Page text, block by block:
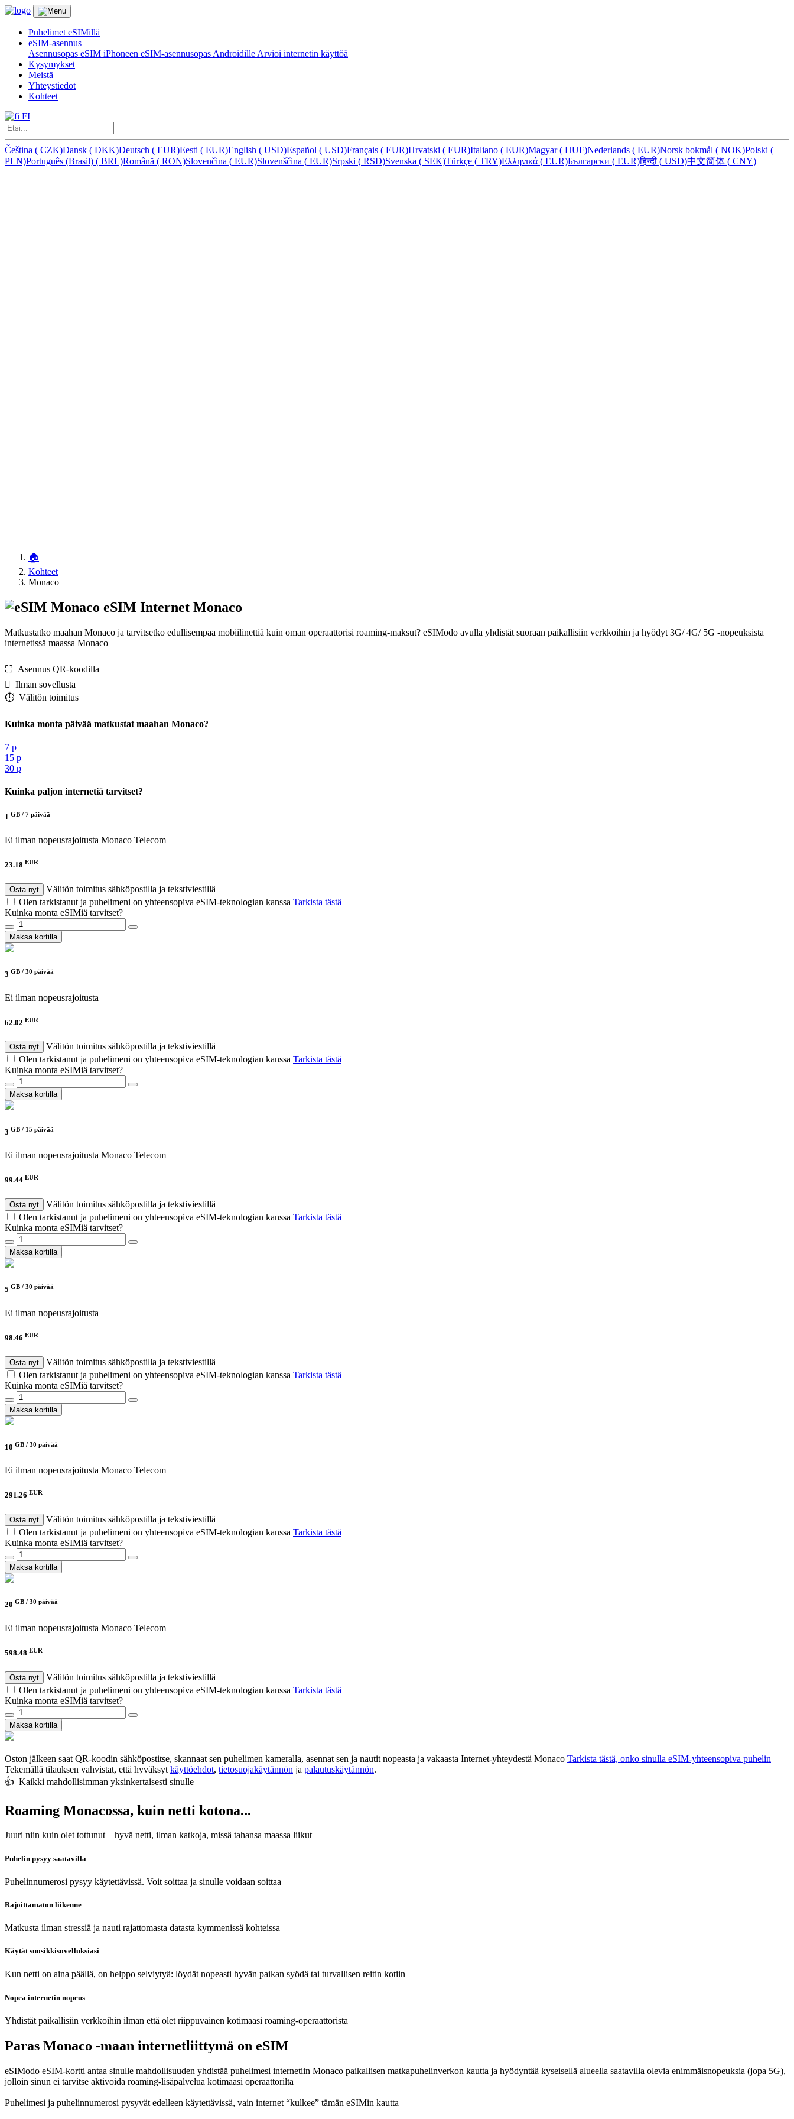
Puhelimet eSIMillä
eSIM-asennus
Asennusopas eSIM iPhoneen eSIM-asennusopas Androidille Arvioi internetin käyttöä
Kysymykset
Meistä
Yhteystiedot
Kohteet
FI
Čeština ( CZK)Dansk ( DKK)Deutsch ( EUR)Eesti ( EUR)English ( USD)Español ( USD)Français ( EUR)Hrvatski ( EUR)Italiano ( EUR)Magyar( HUF)Nederlands ( EUR)Norsk bokmål ( NOK)Polski (
PLN)Português (Brasil) ( BRL)Română ( RON)Slovenčina ( EUR)Slovenščina ( EUR)Srpski ( RSD)Svenska ( SEK)Türkçe ( TRY)Ελληνικά ( EUR)Български ( EUR)हिन्दी ( USD)中文简体 ( CNY)
🏠
Kohteet
Monaco
eSIM Internet Monaco
Matkustatko maahan Monaco ja tarvitsetko edullisempaa mobiilinettiä kuin oman operaattorisi roaming-maksut? eSIModo avulla yhdistät suoraan paikallisiin verkkoihin ja hyödyt 3G/ 4G/ 5G -nopeuksista
internetissä maassa Monaco
⛶️️ Asennus QR-koodilla
️ Ilman sovellusta
⏱️️ Välitön toimitus
Kuinka monta päivää matkustat maahan Monaco?
7 p
15 p
30 p
Kuinka paljon internetiä tarvitset?
1 GB / 7 päivää
Ei ilman nopeusrajoitusta Monaco Telecom
23.18 EUR
Osta nyt
Välitön toimitus sähköpostilla ja tekstiviestillä
Olen tarkistanut ja puhelimeni on yhteensopiva eSIM-teknologian kanssa Tarkista tästä
Kuinka monta eSIMiä tarvitset?
Maksa kortilla
3 GB / 30 päivää
Ei ilman nopeusrajoitusta
62.02 EUR
Osta nyt
Välitön toimitus sähköpostilla ja tekstiviestillä
Olen tarkistanut ja puhelimeni on yhteensopiva eSIM-teknologian kanssa Tarkista tästä
Kuinka monta eSIMiä tarvitset?
Maksa kortilla
3 GB / 15 päivää
Ei ilman nopeusrajoitusta Monaco Telecom
99.44 EUR
Osta nyt
Välitön toimitus sähköpostilla ja tekstiviestillä
Olen tarkistanut ja puhelimeni on yhteensopiva eSIM-teknologian kanssa Tarkista tästä
Kuinka monta eSIMiä tarvitset?
Maksa kortilla
5 GB / 30 päivää
Ei ilman nopeusrajoitusta
98.46 EUR
Osta nyt
Välitön toimitus sähköpostilla ja tekstiviestillä
Olen tarkistanut ja puhelimeni on yhteensopiva eSIM-teknologian kanssa Tarkista tästä
Kuinka monta eSIMiä tarvitset?
Maksa kortilla
10 GB / 30 päivää
Ei ilman nopeusrajoitusta Monaco Telecom
291.26 EUR
Osta nyt
Välitön toimitus sähköpostilla ja tekstiviestillä
Olen tarkistanut ja puhelimeni on yhteensopiva eSIM-teknologian kanssa Tarkista tästä
Kuinka monta eSIMiä tarvitset?
Maksa kortilla
20 GB / 30 päivää
Ei ilman nopeusrajoitusta Monaco Telecom
598.48 EUR
Osta nyt
Välitön toimitus sähköpostilla ja tekstiviestillä
Olen tarkistanut ja puhelimeni on yhteensopiva eSIM-teknologian kanssa Tarkista tästä
Kuinka monta eSIMiä tarvitset?
Maksa kortilla
Oston jälkeen saat QR-koodin sähköpostitse, skannaat sen puhelimen kameralla, asennat sen ja nautit nopeasta ja vakaasta Internet-yhteydestä Monaco Tarkista tästä, onko sinulla eSIM-yhteensopiva puhelin
Tekemällä tilauksen vahvistat, että hyväksyt käyttöehdot, tietosuojakäytännön ja palautuskäytännön.
👍️ Kaikki mahdollisimman yksinkertaisesti sinulle
Roaming Monacossa, kuin netti kotona...
Juuri niin kuin olet tottunut – hyvä netti, ilman katkoja, missä tahansa maassa liikut
Puhelin pysyy saatavilla
Puhelinnumerosi pysyy käytettävissä. Voit soittaa ja sinulle voidaan soittaa
Rajoittamaton liikenne
Matkusta ilman stressiä ja nauti rajattomasta datasta kymmenissä kohteissa
Käytät suosikkisovelluksiasi
Kun netti on aina päällä, on helppo selviytyä: löydät nopeasti hyvän paikan syödä tai turvallisen reitin kotiin
Nopea internetin nopeus
Yhdistät paikallisiin verkkoihin ilman että olet riippuvainen kotimaasi roaming-operaattorista
Paras Monaco -maan internetliittymä on eSIM
eSIModo eSIM-kortti antaa sinulle mahdollisuuden yhdistää puhelimesi internetiin Monaco paikallisen matkapuhelinverkon kautta ja hyödyntää kyseisellä alueella saatavilla olevia enimmäisnopeuksia (jopa 5G),
jolloin sinun ei tarvitse aktivoida roaming-lisäpalvelua kotimaasi operaattorilta
Puhelimesi ja puhelinnumerosi pysyvät edelleen käytettävissä, vain internet “kulkee” tämän eSIMin kautta